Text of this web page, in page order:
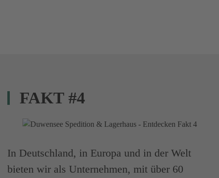
FAKT #4
In Deutschland, in Europa und in der Welt
bieten wir als Unternehmen, mit über 60